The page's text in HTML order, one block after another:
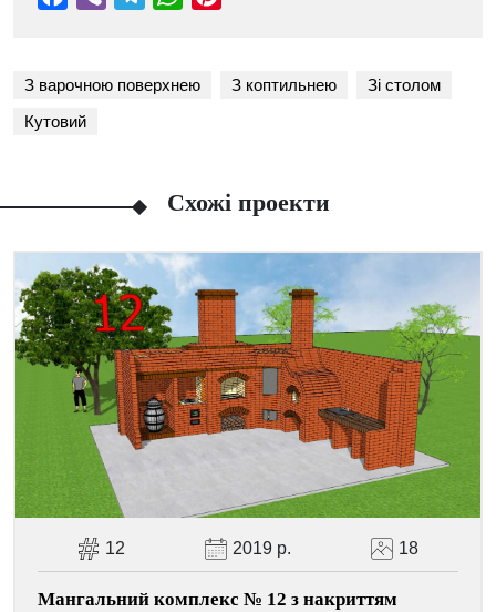
Facebook
ViberTelegramWhatsApp
Pinterest
З варочною поверхнею З коптильнею
Зі столом
Кутовий
Схожі проекти
12 2019 р. 18
Мангальний комплекс № 12 з накриттям